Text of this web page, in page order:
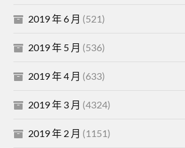
2019 年 6 月 (521)
2019 年 5 月 (536)
2019 年 4 月 (633)
2019 年 3 月 (4324)
2019 年 2 月 (1151)